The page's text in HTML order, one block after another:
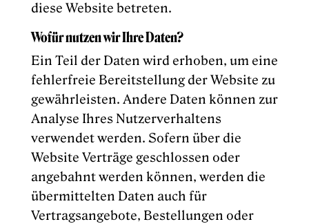
diese Website betreten.
Wofür nutzen wir Ihre Daten?
Ein Teil der Daten wird erhoben, um eine
fehlerfreie Bereitstellung der Website zu
gewährleisten. Andere Daten können zur
Analyse Ihres Nutzerverhaltens
verwendet werden. Sofern über die
Website Verträge geschlossen oder
angebahnt werden können, werden die
übermittelten Daten auch für
Vertragsangebote, Bestellungen oder